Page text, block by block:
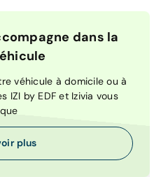
dans la
véhicule à domicile ou à
IZI by EDF et Izivia vous
plus